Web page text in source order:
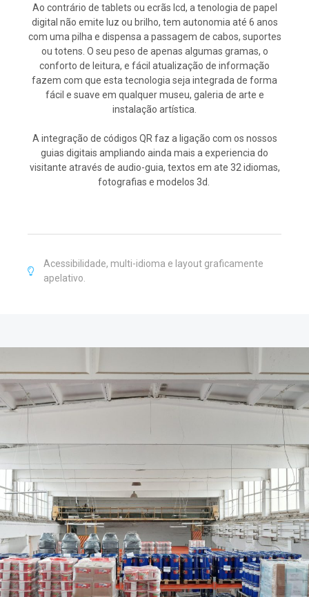
Ao contrário de tablets ou ecrãs lcd, a tenologia de papel
digital não emite luz ou brilho, tem autonomia até 6 anos
com uma pilha e dispensa a passagem de cabos, suportes
ou totens. O seu peso de apenas algumas gramas, o
conforto de leitura, e fácil atualização de informação
fazem com que esta tecnologia seja integrada de forma
fácil e suave em qualquer museu, galeria de arte e
instalação artística.
A integração de códigos QR faz a ligação com os nossos
guias digitais ampliando ainda mais a experiencia do
visitante através de audio-guia, textos em ate 32 idiomas,
fotografias e modelos 3d.
Acessibilidade, multi-idioma e layout graficamente
apelativo.